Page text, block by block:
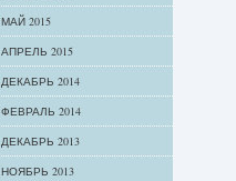
МАЙ 2015
АПРЕЛЬ 2015
ДЕКАБРЬ 2014
ФЕВРАЛЬ 2014
ДЕКАБРЬ 2013
НОЯБРЬ 2013